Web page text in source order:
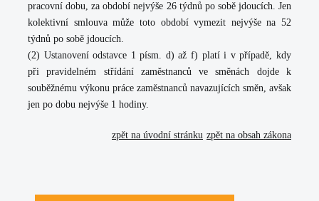
pracovní dobu, za období nejvýše 26 týdnů po sobě jdoucích. Jen
kolektivní smlouva může toto období vymezit nejvýše na 52
týdnů po sobě jdoucích.
(2) Ustanovení odstavce 1 písm. d) až f) platí i v případě, kdy
při pravidelném střídání zaměstnanců ve směnách dojde k
souběžnému výkonu práce zaměstnanců navazujících směn, avšak
jen po dobu nejvýše 1 hodiny.
zpět na obsah zákona
zpět na úvodní stránku